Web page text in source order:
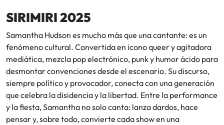
SIRIMIRI 2025
Samantha Hudson es mucho más que una cantante: es un
fenómeno cultural. Convertida en icono queer y agitadora
mediática, mezcla pop electrónico, punk y humor ácido para
desmontar convenciones desde el escenario. Su discurso,
siempre político y provocador, conecta con una generación
que celebra la disidencia y la libertad. Entre la performance
y la fiesta, Samantha no solo canta: lanza dardos, hace
pensar y, sobre todo, convierte cada show en una